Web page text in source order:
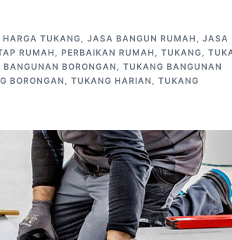
HARGA TUKANG, JASA BANGUN RUMAH , JASA
RUMAH, PERBAIKAN RUMAH , TUKANG,
BANGUNAN BORONGAN , TUKANG BANGUNAN
BORONGAN , TUKANG HARIAN , TUKANG